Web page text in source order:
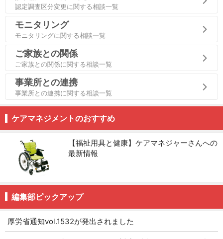
認定調査区分変更に関する相談一覧
モニタリング
モニタリングに関する相談一覧
ご家族との関係
ご家族との関係に関する相談一覧
事業所との連携
事業所との連携に関する相談一覧
ケアマネジメントのおすすめ
【福祉用具と健康】ケアマネジャーさんへの
最新情報
編集部ピックアップ
厚労省通知vol.1532が発出されました